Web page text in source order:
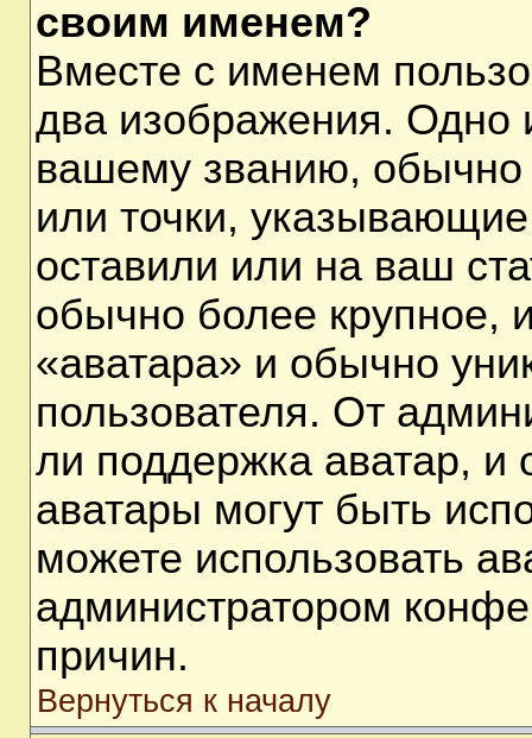
своим именем?
Вместе с именем
два изображения. Одно
вашему званию, обычно
или точки,
оставили или на ваш
обычно более крупное,
«аватара» и обычно
пользователя. От
ли поддержка аватар, и
аватары могут быть
можете использовать
администратором
причин.
Вернуться к началу